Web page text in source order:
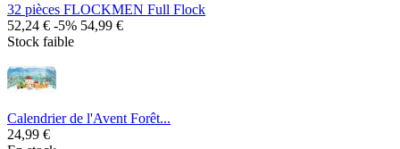
32 pièces FLOCKMEN Full Flock
52,24 € -5% 54,99 €
Stock faible
Calendrier de l'Avent Forêt...
24,99 €